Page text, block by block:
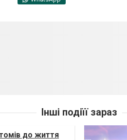
Інші подіїї зараз
до життя